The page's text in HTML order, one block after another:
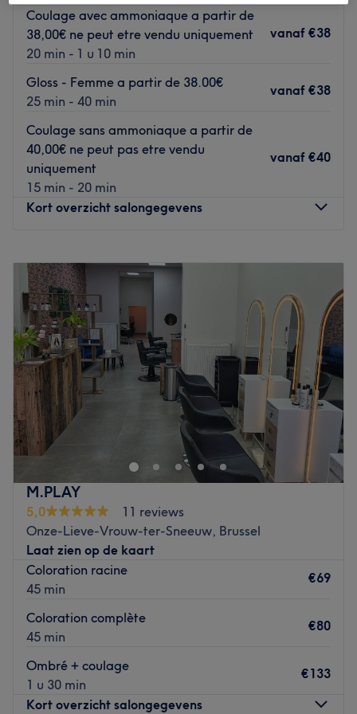
Une équipe professionnelle et compétente vous
accueillera dans un cadre à la fois calme et chaleureux
pour vous aider à mettre en valeur votre physique et votre
personnalité.
Nos coups de cœur :
chaleureuse, offrant un cadre propice à la détente et à la
mise en beauté.
Les spécialités de l'établissement : Melting Pot propose
des prestations variées telles que la beauté des mains et
des pieds, les soins visage, la coiffure, les soins corps, les
Go to venue
Coulage avec ammoniaque a partir de
38,00€ ne peut etre vendu uniquement
20 min - 1 u 10 min
vanaf €38
Gloss - Femme a partir de 38.00€
25 min - 40 min
vanaf €38
Coulage sans ammoniaque a partir de
40,00€ ne peut pas etre vendu
uniquement
15 min - 20 min
vanaf €40
Kort overzicht salongegevens
Dinsdag
Woensdag
Donderdag
09:30 –19:00
Vrijdag
09:30 –
20:00
Zaterdag
09:00– 20:00
Zondag
Gesloten
Définitivement fermé
Go to venue
M.PLAY
5,0
11 reviews
Onze-Lieve-Vrouw-ter-Sneeuw, Brussel
Laat zien op de kaart
Coloration racine
45 min
€69
Coloration complète
45 min
€80
Ombré + coulage
1 u 30 min
€133
Kort overzicht salongegevens